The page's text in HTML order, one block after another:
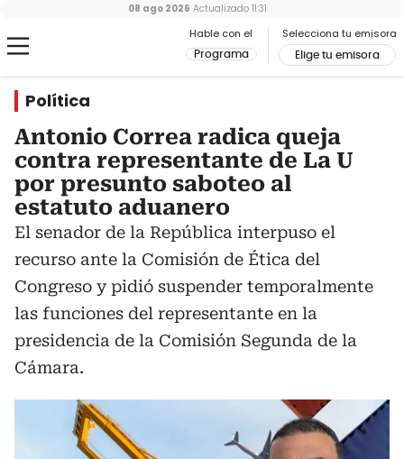
Hable con el
Programa
Selecciona tu emisora
Elige tu emisora
08 ago 2026 Actualizado 11:31
Política
Antonio Correa radica queja
contra representante de La U
por presunto saboteo al
estatuto aduanero
El senador de la República interpuso el
recurso ante la Comisión de Ética del
Congreso y pidió suspender temporalmente
las funciones del representante en la
presidencia de la Comisión Segunda de la
Cámara.